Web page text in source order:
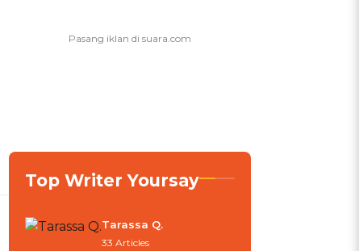
Top Writer Yoursay
Tarassa Q.
33 Articles